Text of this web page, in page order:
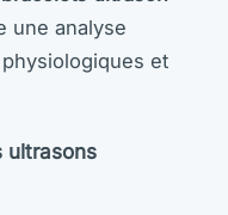
une analyse
et
ultrasons